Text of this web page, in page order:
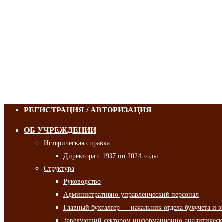
РЕГИСТРАЦИЯ / АВТОРИЗАЦИЯ
ОБ УЧРЕЖДЕНИИ
Историческая справка
Директора с 1937 по 2024 годы
Структура
Руководство
Административно-управленческий персонал
Главный бухгалтер — начальник отдела бухучета и
Заведующий сектором информационно-